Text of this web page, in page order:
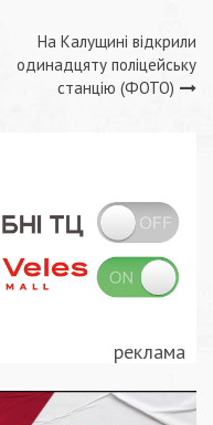
На Калущині відкрили
одинадцяту поліцейську
станцію (ФОТО)